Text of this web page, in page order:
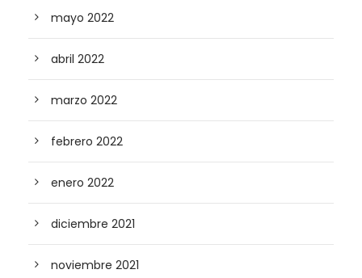
mayo 2022
abril 2022
marzo 2022
febrero 2022
enero 2022
diciembre 2021
noviembre 2021